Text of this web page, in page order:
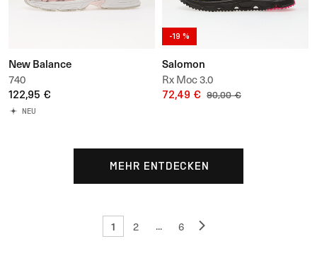
New Balance
740
122,95 €
NEU
-19 %
Salomon
Rx Moc 3.0
72,49 € 90,00 €
MEHR ENTDECKEN
1 2 ... 6